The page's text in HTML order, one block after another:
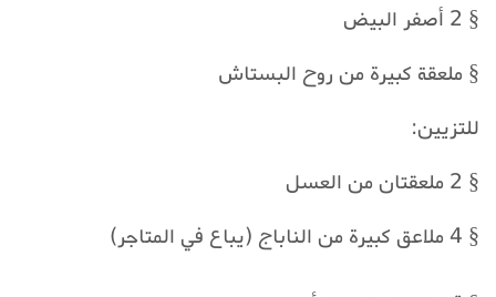
§ 2 أصفر البيض
§ ملعقة كبيرة من روح البستاش
للتزيين:
§ 2 ملعقتان من العسل
§ 4 ملاعق كبيرة من الناباج (يباع في المتاجر)